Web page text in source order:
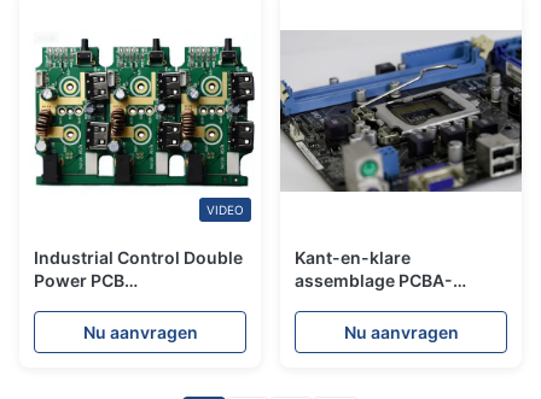
VIDEO
Industrial Control Double
Power PCB
turnkey PCBA diensten
Nu aanvragen
Kant-en-klare
assemblage PCBA-
besturingskaarten met 1-
48 lagen, snelle SMT
Nu aanvragen